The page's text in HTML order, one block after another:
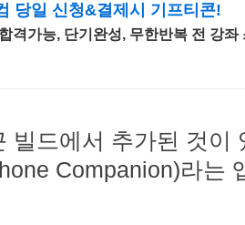
당일 신청&결제시 기프티콘!
격가능, 단기완성, 무한반복 전 강좌
빌드에서 추가된 것이
Companion)라는